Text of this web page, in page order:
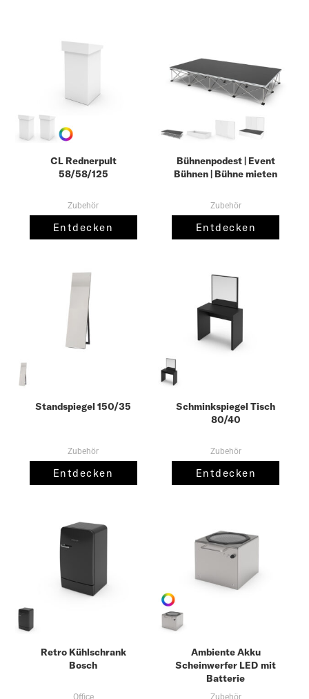
CL Rednerpult
58/58/125
Zubehör
Entdecken
Bühnenpodest | Event
Bühnen | Bühne mieten
Zubehör
Entdecken
Standspiegel 150/35
Zubehör
Entdecken
Schminkspiegel Tisch
80/40
Zubehör
Entdecken
Retro Kühlschrank
Bosch
Office
Ambiente Akku
Scheinwerfer LED mit
Batterie
Zubehör